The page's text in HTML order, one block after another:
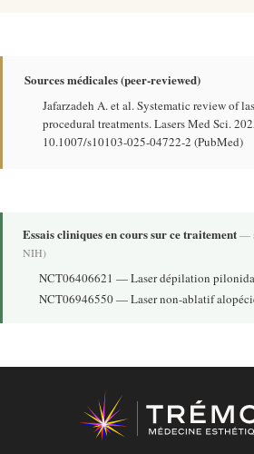
Sources médicales (peer-reviewed)
Jafarzadeh A. et al. Systematic review of
procedural treatments. Lasers Med Sci.
10.1007/s10103-025-04722-2 (PubMed)
Essais cliniques en cours sur ce traitement—
NIH)
NCT06406621 — Laser dépilation
NCT06946550— Laser non-ablatif